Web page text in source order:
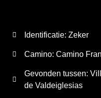
Identificatie: Zeker
Camino: Camino
Gevonden tussen:
de Valdeiglesias